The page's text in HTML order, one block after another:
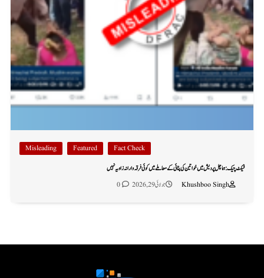
Fact Check
Featured
Misleading
فیکٹ چیک: ہماچل پردیش میں خواتین کی پٹائی کے معاملے میں کوئی فرقہ وارانہ زاویہ نہیں
Khushboo Singh
جولائی 29, 2026 0